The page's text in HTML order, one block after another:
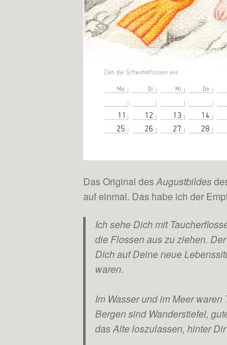
Das Original desAugustbildes
auf einmal. Das habe ich der
Ich sehe Dich mit
die Flossen aus zu ziehen.
Dich auf Deine neue
waren.
Im Wasser und im Meer
Bergen sind Wanderstiefel,
das Alte loszulassen, hinter